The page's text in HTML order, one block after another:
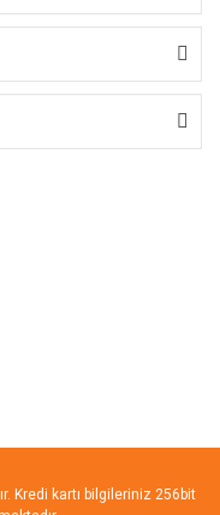
Kredi kartı bilgileriniz 256bit